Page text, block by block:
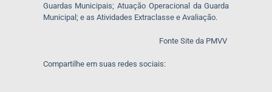
Guardas Municipais; Atuação Operacional da Guarda
Municipal; e as Atividades Extraclasse e Avaliação.
Fonte Site da PMVV
Compartilhe em suas redes sociais: